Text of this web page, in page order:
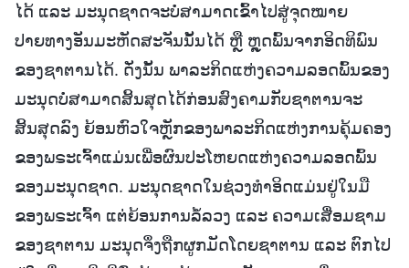
ໄດ້ ແລະ ມະນຸດຊາດຈະບໍ່ສາມາດເຂົ້າໄປສູ່ຈຸດໝາຍ
ປາຍທາງອັນມະຫັດສະຈັນນັ້ນໄດ້ ຫຼື ຫຼຸດພົ້ນຈາກອິດທິພົນ
ຂອງຊາຕານໄດ້. ດັ່ງນັ້ນ ພາລະກິດແຫ່ງຄວາມລອດພົ້ນຂອງ
ມະນຸດບໍ່ສາມາດສິ້ນສຸດໄດ້ກ່ອນສົງຄາມກັບຊາຕານຈະ
ສິ້ນສຸດລົງ ຍ້ອນຫົວໃຈຫຼັກຂອງພາລະກິດແຫ່ງການຄຸ້ມຄອງ
ຂອງພຣະເຈົ້າແມ່ນເພື່ອຜົນປະໂຫຍດແຫ່ງຄວາມລອດພົ້ນ
ຂອງມະນຸດຊາດ. ມະນຸດຊາດໃນຊ່ວງທຳອິດແມ່ນຢູ່ໃນມື
ຂອງພຣະເຈົ້າ ແຕ່ຍ້ອນການລໍ້ລວງ ແລະ ຄວາມເສື່ອມຊາມ
ຂອງຊາຕານ ມະນຸດຈຶ່ງຖືກຜູກມັດໂດຍຊາຕານ ແລະ ຕົກໄປ